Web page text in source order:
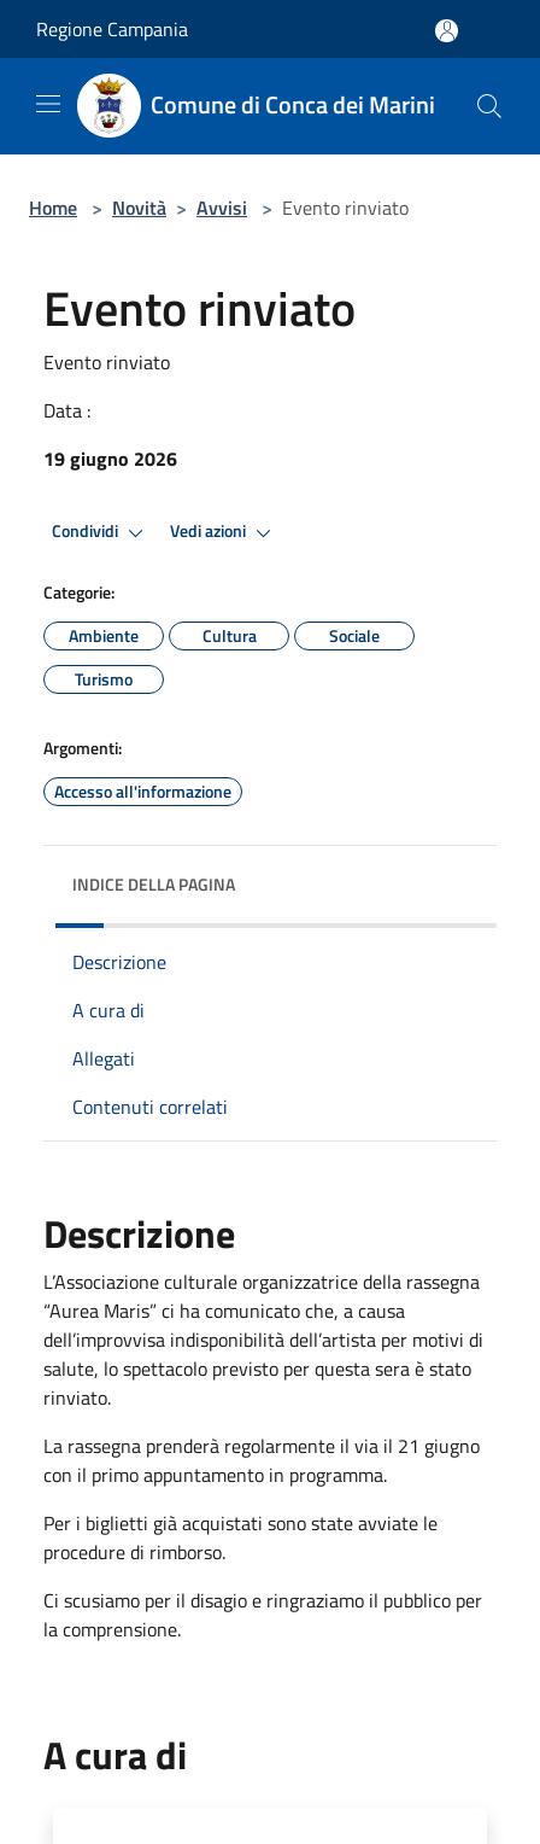
Regione Campania
Comune di Conca dei Marini
Home > Novità > Avvisi > Evento rinviato
Evento rinviato
Evento rinviato
Data :
19 giugno 2026
Condividi Vedi azioni
Categorie:
Ambiente
Cultura
Sociale
Turismo
Argomenti:
Accesso all'informazione
INDICE DELLA PAGINA
Descrizione
A cura di
Allegati
Contenuti correlati
Descrizione
L’Associazione culturale organizzatrice della rassegna
“Aurea Maris” ci ha comunicato che, a causa
dell’improvvisa indisponibilità dell’artista per motivi di
salute, lo spettacolo previsto per questa sera è stato
rinviato.
La rassegna prenderà regolarmente il via il 21 giugno
con il primo appuntamento in programma.
Per i biglietti già acquistati sono state avviate le
procedure di rimborso.
Ci scusiamo per il disagio e ringraziamo il pubblico per
la comprensione.
A cura di